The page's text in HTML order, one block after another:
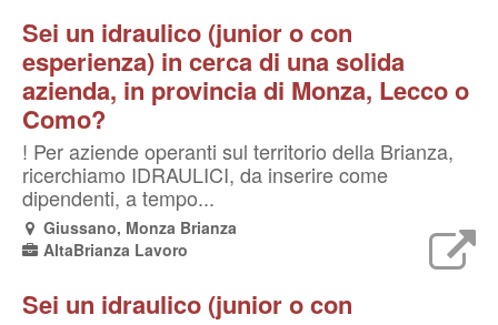
Sei un idraulico (junior o con
esperienza) in cerca di una solida
azienda, in provincia di Monza, Lecco o
Como?
! Per aziende operanti sul territorio della Brianza,
ricerchiamo IDRAULICI, da inserire come
dipendenti, a tempo...
Giussano, Monza Brianza
AltaBrianza Lavoro
Sei un idraulico (junior o con